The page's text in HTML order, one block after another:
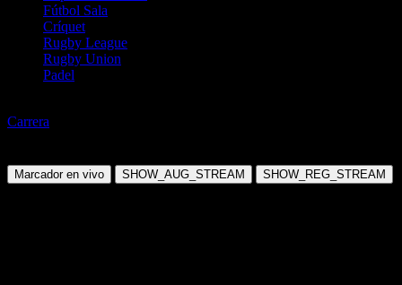
Fútbol Sala
Críquet
Rugby League
Rugby Union
Padel
Carrera
Marcador en vivo SHOW_AUG_STREAM SHOW_REG_STREAM